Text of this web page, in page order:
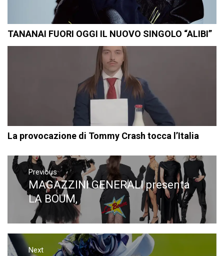
TANANAI FUORI OGGI IL NUOVO SINGOLO “ALIBI”
La provocazione di Tommy Crash tocca l’Italia
Navigazione
articoli
Previous
Previous
post:
MAGAZZINI GENERALI presenta
LA BOUM,
Next